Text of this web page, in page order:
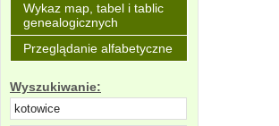
Wykaz map, tabel i tablic
genealogicznych
Przeglądanie alfabetyczne
Wyszukiwanie: